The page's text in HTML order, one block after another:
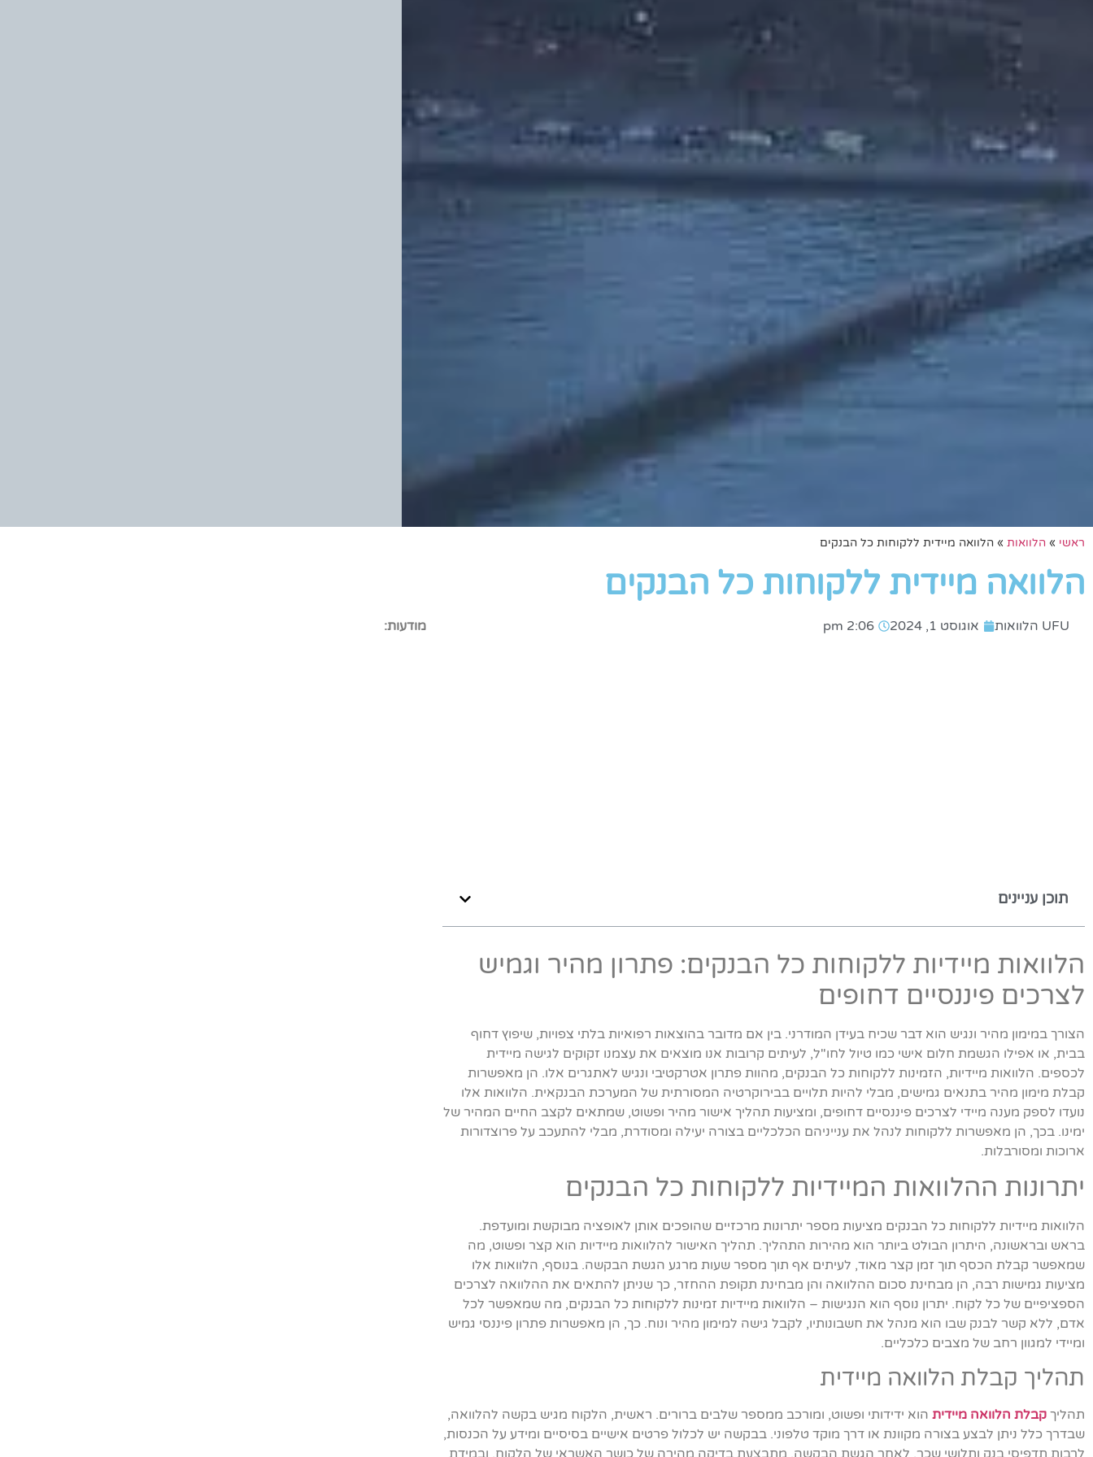
ראשי » הלוואות » הלוואה מיידית ללקוחות כל הבנקים
הלוואה מיידית ללקוחות כל הבנקים
UFU הלוואות אוגוסט 1, 2024 2:06 pm
תוכן עניינים
הלוואות מיידיות ללקוחות כל הבנקים: פתרון מהיר וגמיש
לצרכים פיננסיים דחופים
הצורך במימון מהיר ונגיש הוא דבר שכיח בעידן המודרני. בין אם מדובר בהוצאות רפואיות בלתי צפויות, שיפוץ דחוף
בבית, או אפילו הגשמת חלום אישי כמו טיול לחו"ל, לעיתים קרובות אנו מוצאים את עצמנו זקוקים לגישה מיידית
לכספים. הלוואות מיידיות, הזמינות ללקוחות כל הבנקים, מהוות פתרון אטרקטיבי ונגיש לאתגרים אלו. הן מאפשרות
קבלת מימון מהיר בתנאים גמישים, מבלי להיות תלויים בבירוקרטיה המסורתית של המערכת הבנקאית. הלוואות אלו
נועדו לספק מענה מיידי לצרכים פיננסיים דחופים, ומציעות תהליך אישור מהיר ופשוט, שמתאים לקצב החיים המהיר של
ימינו. בכך, הן מאפשרות ללקוחות לנהל את ענייניהם הכלכליים בצורה יעילה ומסודרת, מבלי להתעכב על פרוצדורות
ארוכות ומסורבלות.
יתרונות ההלוואות המיידיות ללקוחות כל הבנקים
הלוואות מיידיות ללקוחות כל הבנקים מציעות מספר יתרונות מרכזיים שהופכים אותן לאופציה מבוקשת ומועדפת.
בראש ובראשונה, היתרון הבולט ביותר הוא מהירות התהליך. תהליך האישור להלוואות מיידיות הוא קצר ופשוט, מה
שמאפשר קבלת הכסף תוך זמן קצר מאוד, לעיתים אף תוך מספר שעות מרגע הגשת הבקשה. בנוסף, הלוואות אלו
מציעות גמישות רבה, הן מבחינת סכום ההלוואה והן מבחינת תקופת ההחזר, כך שניתן להתאים את ההלוואה לצרכים
הספציפיים של כל לקוח. יתרון נוסף הוא הנגישות – הלוואות מיידיות זמינות ללקוחות כל הבנקים, מה שמאפשר לכל
אדם, ללא קשר לבנק שבו הוא מנהל את חשבונותיו, לקבל גישה למימון מהיר ונוח. כך, הן מאפשרות פתרון פיננסי גמיש
ומיידי למגוון רחב של מצבים כלכליים.
תהליך קבלת הלוואה מיידית
תהליך קבלת הלוואה מיידית הוא ידידותי ופשוט, ומורכב ממספר שלבים ברורים. ראשית, הלקוח מגיש בקשה להלוואה,
שבדרך כלל ניתן לבצע בצורה מקוונת או דרך מוקד טלפוני. בבקשה יש לכלול פרטים אישיים בסיסיים ומידע על הכנסות,
לרבות תדפיסי בנק ותלושי שכר. לאחר הגשת הבקשה, מתבצעת בדיקה מהירה של כושר האשראי של הלקוח, ובמידת
מודעות: